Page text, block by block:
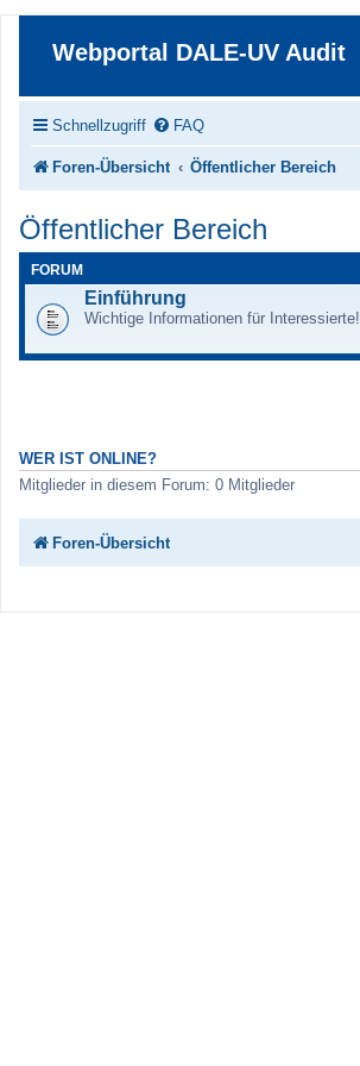
Webportal DALE-UV Audit
Schnellzugriff FAQ
Foren-Übersicht Öffentlicher Bereich
Öffentlicher Bereich
FORUM
Einführung
Wichtige Informationen für Interessierte!
WER IST ONLINE?
Mitglieder in diesem Forum: 0 Mitglieder
Foren-Übersicht